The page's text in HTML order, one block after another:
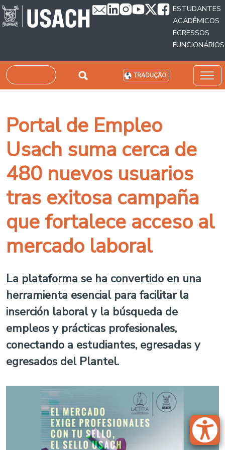
Passar para o conteúdo principal
ESTUDANTES
ACADÊMICOS
EGRESSOS
FUNCIONÁRIOS
Pesquisar TRADUÇÃO
Portal de Empleo
Usach suma cerca de
480 nuevos usuarios
tras exitosa campaña
que fortalece acceso al
mercado laboral
La plataforma se ha convertido en una
herramienta esencial para facilitar la
inserción laboral y la búsqueda de
empleos y prácticas profesionales,
conectando a estudiantes, egresadas y
egresados del Plantel.